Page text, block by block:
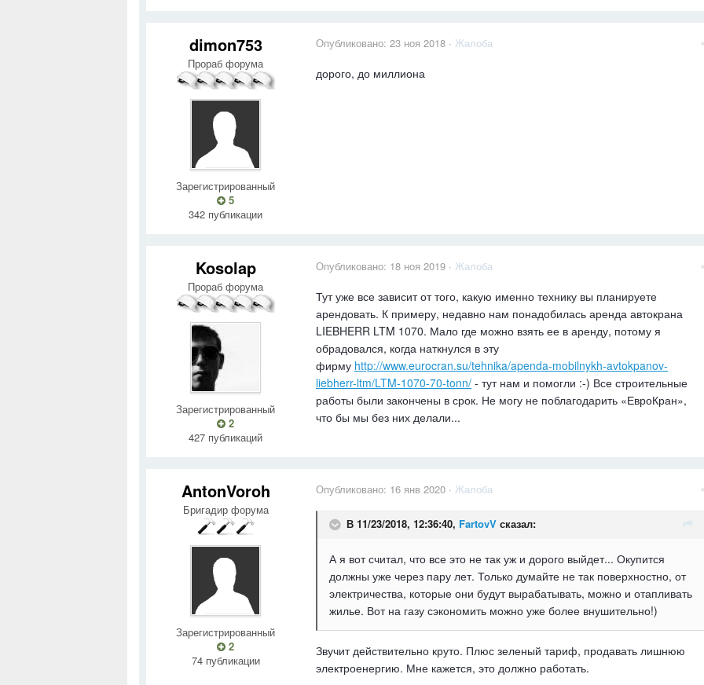
dimon753
Прораб форума
Зарегистрированный
5
342 публикации
Опубликовано: 23 ноя 2018 · Жалоба
дорого, до миллиона
Kosolap
Прораб форума
Зарегистрированный
2
427 публикаций
Опубликовано: 18 ноя 2019 · Жалоба
Тут уже все зависит от того, какую именно технику вы планируете
арендовать. К примеру, недавно нам понадобилась аренда автокрана
LIEBHERR LTM 1070. Мало где можно взять ее в аренду, потому я
обрадовался, когда наткнулся в эту
фирму http://www.eurocran.su/tehnika/apenda-mobilnykh-avtokpanov-
liebherr-ltm/LTM-1070-70-tonn/ - тут нам и помогли :-) Все строительные
работы были закончены в срок. Не могу не поблагодарить «ЕвроКран»,
что бы мы без них делали...
AntonVoroh
Бригадир форума
Зарегистрированный
2
74 публикации
Опубликовано: 16 янв 2020 · Жалоба
В 11/23/2018, 12:36:40, FartovV сказал:
А я вот считал, что все это не так уж и дорого выйдет... Окупится
должны уже через пару лет. Только думайте не так поверхностно, от
электричества, которые они будут вырабатывать, можно и отапливать
жилье. Вот на газу сэкономить можно уже более внушительно!)
Звучит действительно круто. Плюс зеленый тариф, продавать лишнюю
электроенергию. Мне кажется, это должно работать.